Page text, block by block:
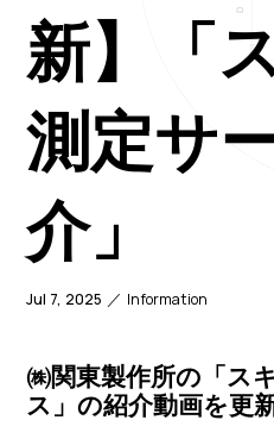
新】「
測定サ
介」
Jul 7, 2025 Information
㈱関東製作所の「ス
ス」の紹介動画を更